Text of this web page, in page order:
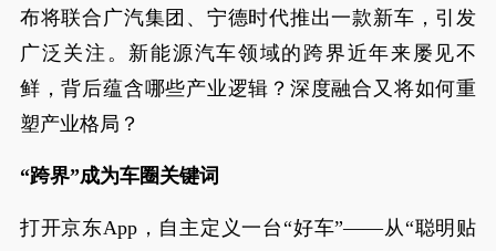
布将联合广汽集团、宁德时代推出一款新车，引发
广泛关注。新能源汽车领域的跨界近年来屡见不
鲜，背后蕴含哪些产业逻辑？深度融合又将如何重
塑产业格局？
“跨界”成为车圈关键词
打开京东App，自主定义一台“好车”——从“聪明贴